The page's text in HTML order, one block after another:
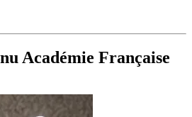
Académie Française